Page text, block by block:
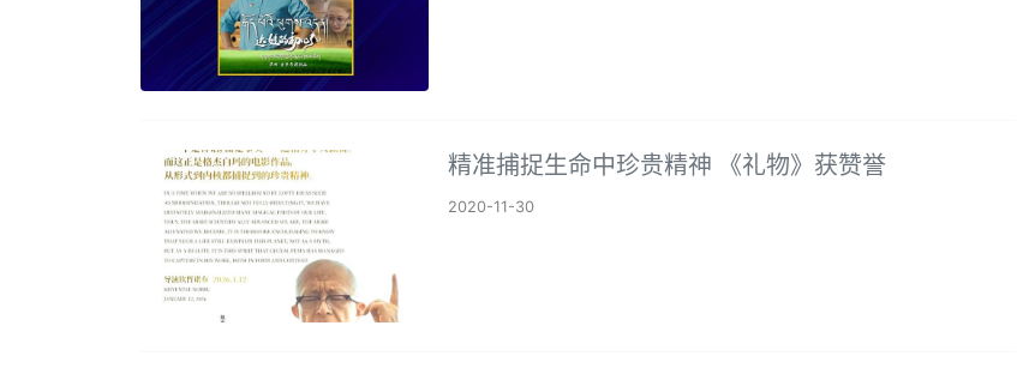
精准捕捉生命中珍贵精神 《礼物》获赞誉
2020-11-30